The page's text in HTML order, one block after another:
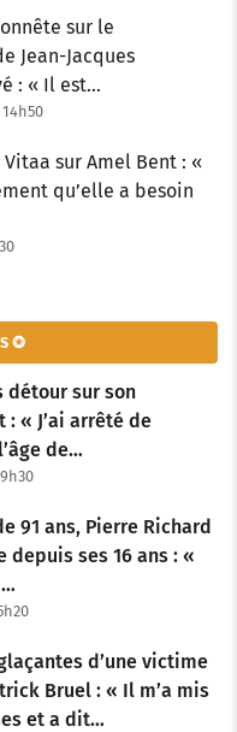
sur le
Jean-Jacques
: « Il est…
sur Amel Bent : «
qu’elle a besoin
✪
détour sur son
« J’ai arrêté de
de…
91 ans, Pierre Richard
depuis ses 16 ans : «
d’une victime
Bruel : « Il m’a mis
et a dit…